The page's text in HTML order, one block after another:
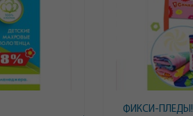
ФИКСИ-ПЛЕДЫ!